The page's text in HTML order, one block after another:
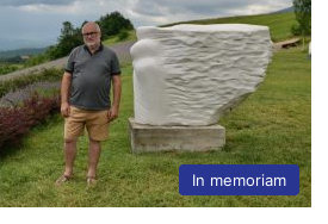
In memoriam